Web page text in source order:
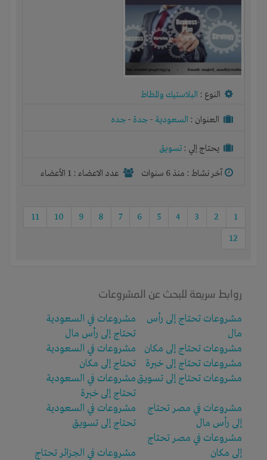
النوع : البلاستيك والمطاط
العنوان : السعودية - جدة - جده
يحتاج إلي : تسويق
آخر نشاط : منذ 6 سنوات عدد الاعضاء : 1 الأعضاء
1
2
3
4
5
6
7
8
9
10
11
12
روابط سريعة للبحث عن المشروعات
مشروعات تحتاج إلى رأس
مال
مشروعات تحتاج إلى مكان
مشروعات تحتاج إلى خبرة
مشروعات تحتاج إلى تسويق
مشروعات في مصر تحتاج
إلى رأس مال
مشروعات في مصر تحتاج
إلى مكان
مشروعات في السعودية
تحتاج إلى رأس مال
مشروعات في السعودية
تحتاج إلى مكان
مشروعات في السعودية
تحتاج إلى خبرة
مشروعات في السعودية
تحتاج إلى تسويق
مشروعات في الجزائر تحتاج